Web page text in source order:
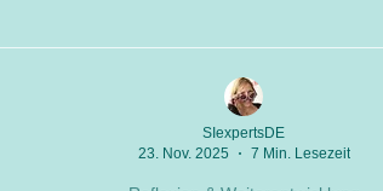
nachvollziehber Befundung
SIexpertsDE
23. Nov. 2025
7 Min. Lesezeit